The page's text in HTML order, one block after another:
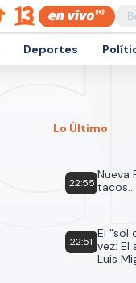
Deportes
Lo Último
22:55
Nueva
22:51
El "sol
vez: El
Luis